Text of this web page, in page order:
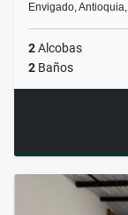
Envigado,
2Alcobas
2 Baños